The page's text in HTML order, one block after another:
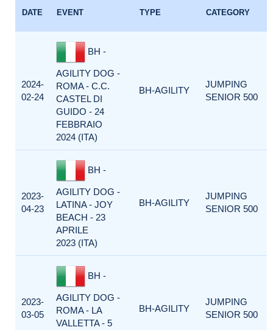
DATE EVENT TYPE CATEGORY
2024-
02-24
BH -
AGILITY DOG -
ROMA - C.C.
CASTEL DI
GUIDO - 24
FEBBRAIO
2024 (ITA)
BH-AGILITY
JUMPING
SENIOR 500
2023-
04-23
BH -
AGILITY DOG -
LATINA - JOY
BEACH - 23
APRILE
2023 (ITA)
BH-AGILITY
JUMPING
SENIOR 500
2023-
03-05
BH -
AGILITY DOG -
ROMA - LA
VALLETTA - 5
BH-AGILITY
JUMPING
SENIOR 500